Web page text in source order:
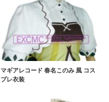
マギアレコード 春名このみ 風 コス
プレ衣装